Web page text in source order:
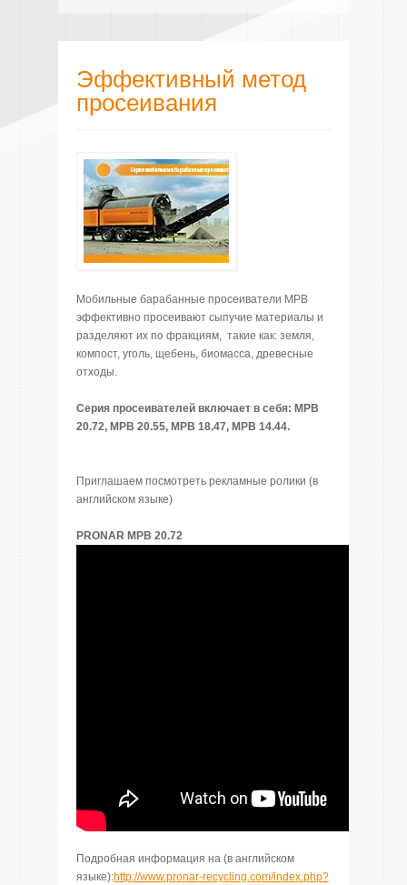
Эффективный метод
просеивания
Мобильные барабанные просеиватели MPB
эффективно просеивают сыпучие материалы и
разделяют их по фракциям, такие как: земля,
компост, уголь, щебень, биомасса, древесные
отходы.
Серия просеивателей включает в себя: MPB
20.72, MPB 20.55, MPB 18.47, MPB 14.44.
Приглашаем посмотреть рекламные ролики (в
английском языке)
PRONAR MPB 20.72
Подробная информация на (в английском
языке):http://www.pronar-recycling.com/index.php?